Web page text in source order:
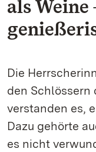
als Weine
Die
den Schlössern
verstanden es,
Dazu gehörte
es nicht